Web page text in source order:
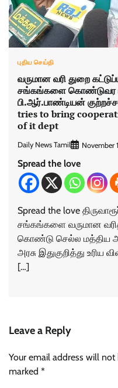
புதிய செய்தி
வருமான வரி துறை
சங்கங்களை கொண்டுவர
பி.ஆர்.பாண்டியன்
tries to bring
of it dept
Daily News Tamil November
Spread the love
Spread the love
சங்கங்களை வருமான
கொண்டு செல்ல மத்திய
அரசு இதுகுறித்து
[…]
Leave a Reply
Your email address will not
marked *